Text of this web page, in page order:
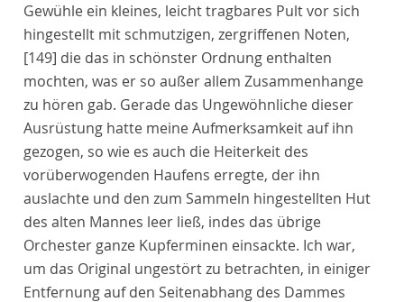
Gewühle ein kleines, leicht tragbares Pult vor sich
hingestellt mit schmutzigen, zergriffenen Noten,
[149] die das in schönster Ordnung enthalten
mochten, was er so außer allem Zusammenhange
zu hören gab. Gerade das Ungewöhnliche dieser
Ausrüstung hatte meine Aufmerksamkeit auf ihn
gezogen, so wie es auch die Heiterkeit des
vorüberwogenden Haufens erregte, der ihn
auslachte und den zum Sammeln hingestellten Hut
des alten Mannes leer ließ, indes das übrige
Orchester ganze Kupferminen einsackte. Ich war,
um das Original ungestört zu betrachten, in einiger
Entfernung auf den Seitenabhang des Dammes